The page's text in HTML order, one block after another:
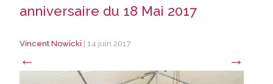
anniversaire du 18 Mai 2017
Vincent Nowicki 14 juin 2017
← →